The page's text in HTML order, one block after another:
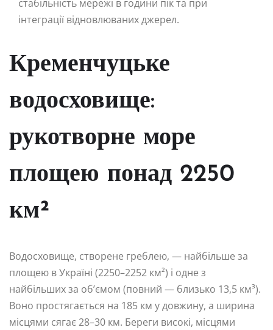
стабільність мережі в години пік та при
інтеграції відновлюваних джерел.
Кременчуцьке
водосховище:
рукотворне море
площею понад 2250
км²
Водосховище, створене греблею, — найбільше за
площею в Україні (2250–2252 км²) і одне з
найбільших за об’ємом (повний — близько 13,5 км³).
Воно простягається на 185 км у довжину, а ширина
місцями сягає 28–30 км. Береги високі, місцями